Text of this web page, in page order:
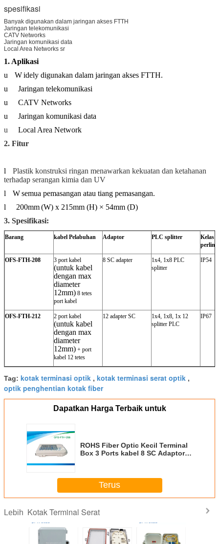
spesifikasi
Banyak digunakan dalam jaringan akses FTTH
Jaringan telekomunikasi
CATV Networks
Jaringan komunikasi data
Local Area Networks sr
1. Aplikasi
u
Widely digunakan dalam jaringan akses FTTH.
u
Jaringan telekomunikasi
u
CATV Networks
u
Jaringan komunikasi data
u
Local Area Network
2. Fitur
l
Plastik konstruksi ringan menawarkan kekuatan dan ketahanan
terhadap serangan kimia dan UV
l
Wsemua pemasangan atau tiang pemasangan.
l
200mm(W) x 215mm (H) × 54mm (D)
3. Spesifikasi:
Barang kabel Pelabuhan Adaptor PLC splitter
Kelas
OFS-FTH-208 3 port kabel
(untuk kabel
dengan max
diameter
12mm) 8 tetes
port kabel
8 SC adapter
1x4, 1x8 PLC
splitter
IP54
OFS-FTH-212 2 port kabel
(untuk kabel
dengan max
diameter
12mm) + port
kabel 12 tetes
12 adapter SC
1x4, 1x8, 1x 12
splitter PLC
IP67
Tag: kotak terminasi optik , kotak terminasi serat optik ,
optik penghentian kotak fiber
Dapatkan Harga Terbaik untuk
ROHS Fiber Optic Kecil Terminal
Box 3 Ports kabel 8 SC Adaptor
Terus
Lebih Kotak Terminal Serat